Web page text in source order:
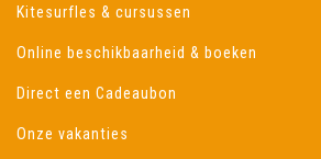
Kitesurfles & cursussen
Online beschikbaarheid & boeken
Direct een Cadeaubon
Onze vakanties